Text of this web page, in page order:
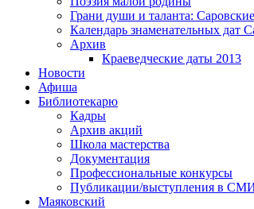
Грани души и таланта:
Календарь знаменательных дат
Архив
Краеведческие даты 2013
Новости
Афиша
Библиотекарю
Кадры
Архив акций
Школа мастерства
Документация
Профессиональные конкурсы
Публикации/выступления в
Маяковский